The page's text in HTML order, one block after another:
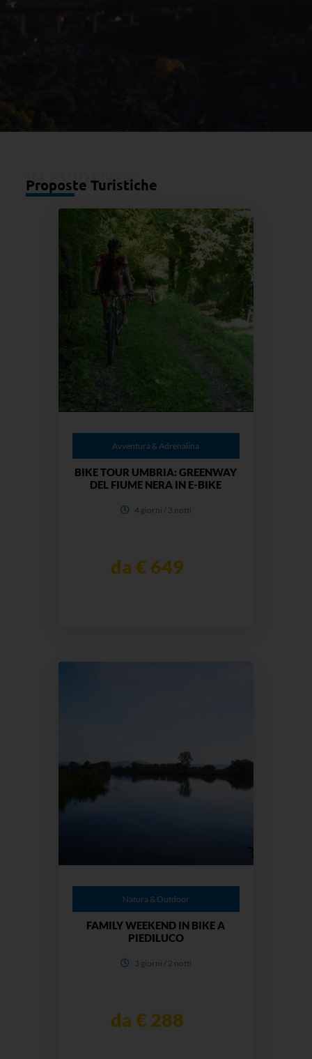
IN EVIDENZA
Proposte Turistiche
Avventura & Adrenalina
BIKE TOUR UMBRIA: GREENWAY
DEL FIUME NERA IN E-BIKE
4 giorni / 3 notti
da € 649
Natura & Outdoor
FAMILY WEEKEND IN BIKE A
PIEDILUCO
3 giorni / 2 notti
da € 288